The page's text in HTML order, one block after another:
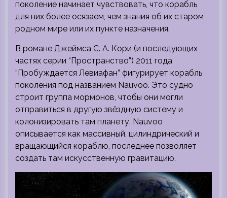
поколение начинает чувствовать, что корабль
для них более осязаем, чем знания об их старом
родном мире или их пункте назначения.
В романе Джеймса С. А. Кори (и последующих
частях серии “Пространство”) 2011 года
“Пробуждается Левиафан” фигурирует корабль
поколения под названием Nauvoo. Это судно
строит группа мормонов, чтобы они могли
отправиться в другую звёздную систему и
колонизировать там планету. Nauvoo
описывается как массивный, цилиндрический и
вращающийся кораблю, последнее позволяет
создать там искусственную гравитацию.